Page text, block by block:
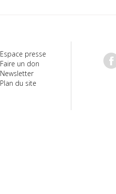
Espace presse
Faire un don
Newsletter
Plan du site